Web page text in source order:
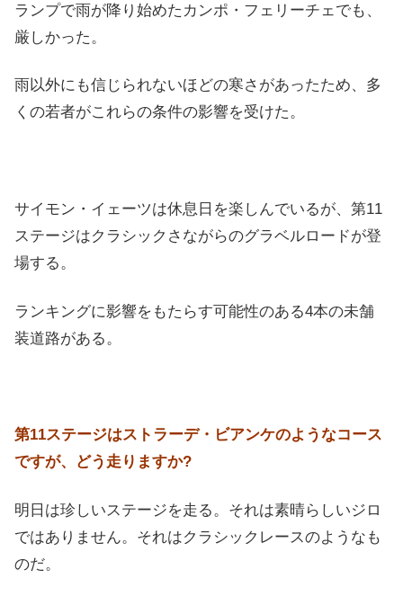
ランプで雨が降り始めたカンポ・フェリーチェでも、
厳しかった。
雨以外にも信じられないほどの寒さがあったため、多
くの若者がこれらの条件の影響を受けた。
サイモン・イェーツは休息日を楽しんでいるが、第11
ステージはクラシックさながらのグラベルロードが登
場する。
ランキングに影響をもたらす可能性のある4本の未舗
装道路がある。
第11ステージはストラーデ・ビアンケのようなコース
ですが、どう走りますか?
明日は珍しいステージを走る。それは素晴らしいジロ
ではありません。それはクラシックレースのようなも
のだ。